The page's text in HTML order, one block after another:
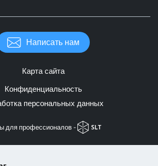
Написать нам
Карта сайта
Конфиденциальность
персональных данных
для профессионалов -